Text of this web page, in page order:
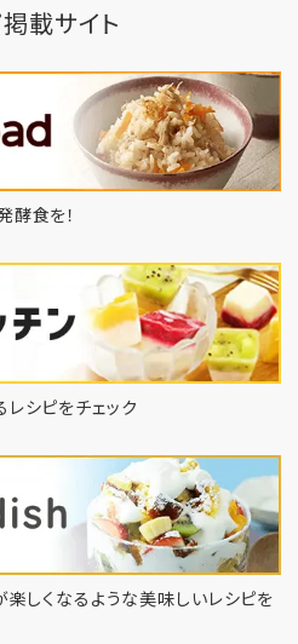
載サイト
食を！
シピをチェック
楽しくなるような美味しいレシピを